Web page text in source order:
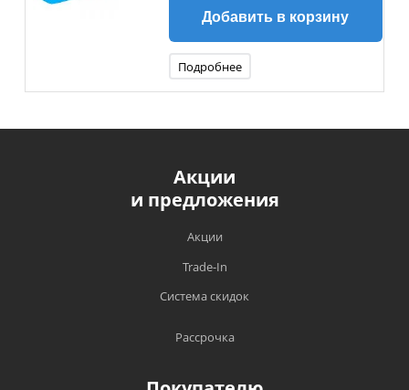
Добавить в корзину
Подробнее
Акции
и предложения
Акции
Trade-In
Система скидок
Рассрочка